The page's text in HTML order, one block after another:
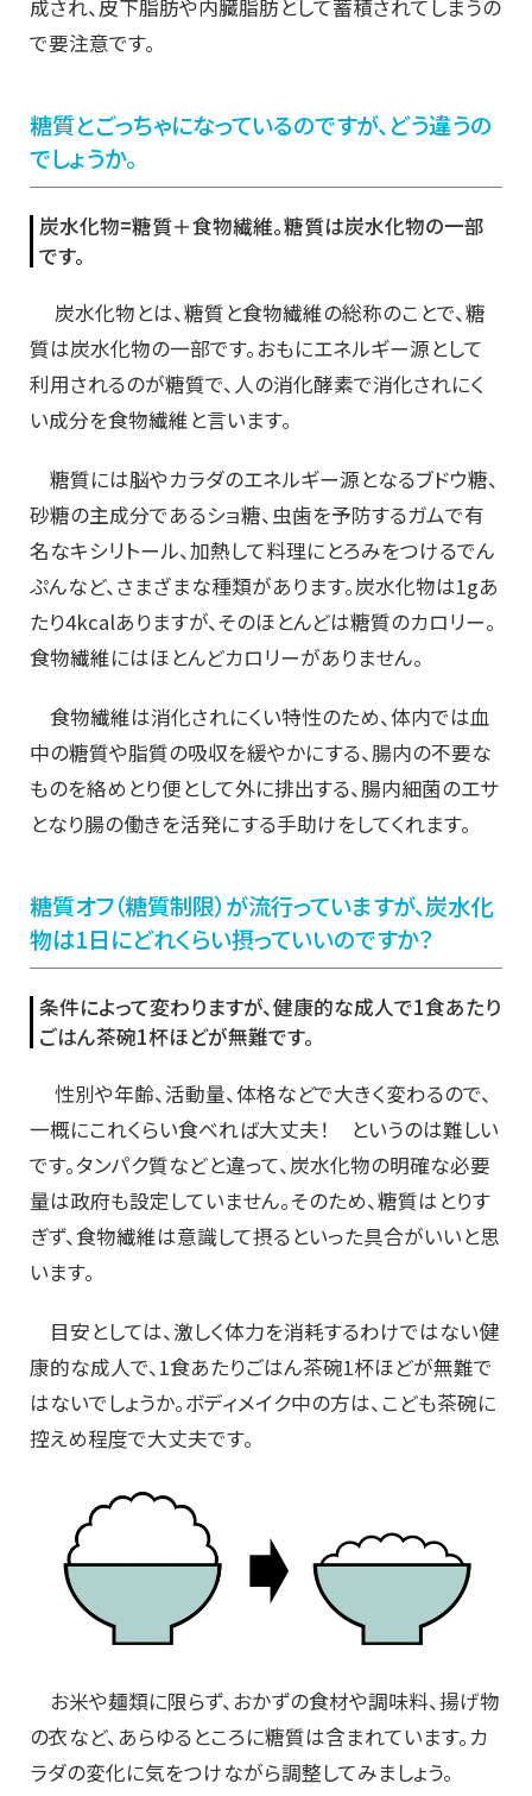
成され、皮下脂肪や内臓脂肪として蓄積されてしまうの
で要注意です。
糖質とごっちゃになっているのですが、どう違うの
でしょうか。
炭水化物=糖質＋食物繊維。糖質は炭水化物の一部
です。
炭水化物とは、糖質と食物繊維の総称のことで、糖
質は炭水化物の一部です。おもにエネルギー源として
利用されるのが糖質で、人の消化酵素で消化されにく
い成分を食物繊維と言います。
糖質には脳やカラダのエネルギー源となるブドウ糖、
砂糖の主成分であるショ糖、虫歯を予防するガムで有
名なキシリトール、加熱して料理にとろみをつけるでん
ぷんなど、さまざまな種類があります。炭水化物は1gあ
たり4kcalありますが、そのほとんどは糖質のカロリー。
食物繊維にはほとんどカロリーがありません。
食物繊維は消化されにくい特性のため、体内では血
中の糖質や脂質の吸収を緩やかにする、腸内の不要な
ものを絡めとり便として外に排出する、腸内細菌のエサ
となり腸の働きを活発にする手助けをしてくれます。
糖質オフ（糖質制限）が流行っていますが、炭水化
物は1日にどれくらい摂っていいのですか？
条件によって変わりますが、健康的な成人で1食あたり
ごはん茶碗1杯ほどが無難です。
性別や年齢、活動量、体格などで大きく変わるので、
一概にこれくらい食べれば大丈夫！ というのは難しい
です。タンパク質などと違って、炭水化物の明確な必要
量は政府も設定していません。そのため、糖質はとりす
ぎず、食物繊維は意識して摂るといった具合がいいと思
います。
目安としては、激しく体力を消耗するわけではない健
康的な成人で、1食あたりごはん茶碗1杯ほどが無難で
はないでしょうか。ボディメイク中の方は、こども茶碗に
控えめ程度で大丈夫です。
お米や麺類に限らず、おかずの食材や調味料、揚げ物
の衣など、あらゆるところに糖質は含まれています。カ
ラダの変化に気をつけながら調整してみましょう。